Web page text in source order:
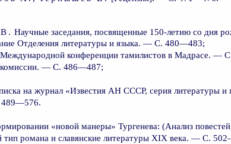
Научные заседания, посвященные 150-летию со дня
Отделения литературы и языка. — С. 480—483;
конференции тамилистов в Мадрасе. —
комиссии. — С. 486—487;
на журнал «Известия АН СССР, серия литературы
489—576.
«новой манеры» Тургенева: (Анализ
тип романа и славянские литературы XIX века. — С.